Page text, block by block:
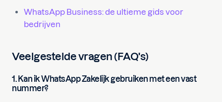
WhatsApp Business: de ultieme gids voor
bedrijven
Veelgestelde vragen (FAQ's)
1. Kan ik WhatsApp Zakelijk gebruiken met een vast
nummer?